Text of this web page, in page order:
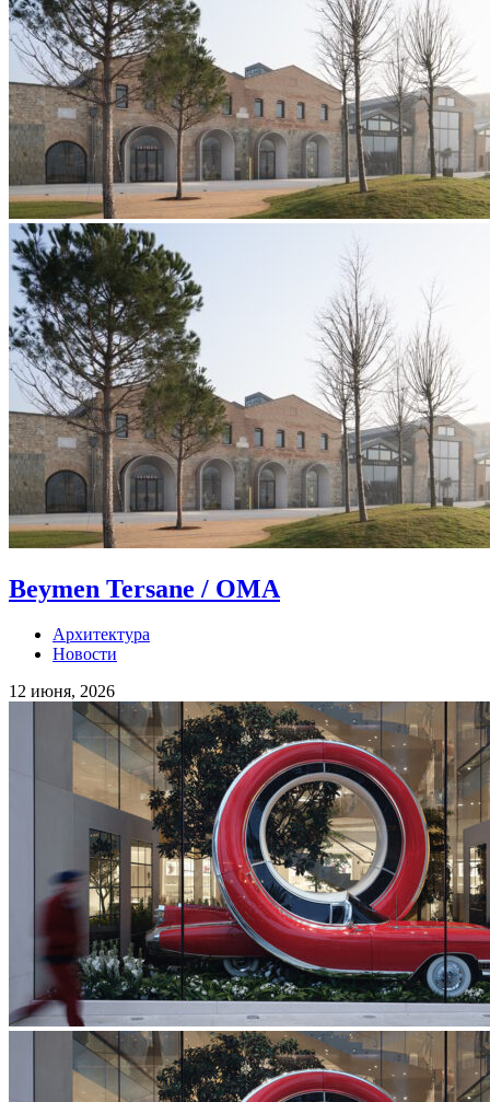
Beymen Tersane / OMA
Архитектура
Новости
12 июня, 2026